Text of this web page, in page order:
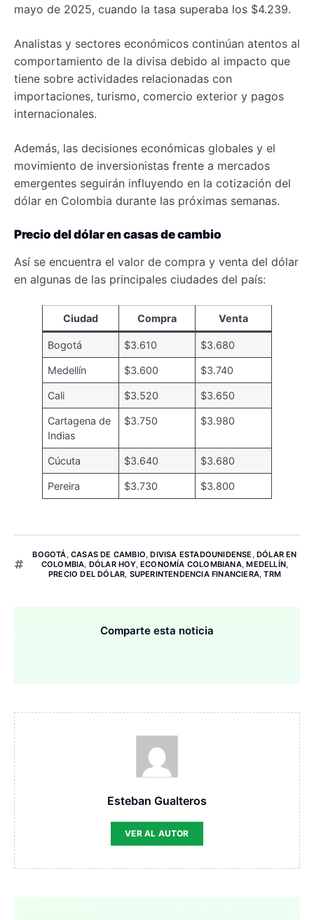
mayo de 2025, cuando la tasa superaba los $4.239.
Analistas y sectores económicos continúan atentos al
comportamiento de la divisa debido al impacto que
tiene sobre actividades relacionadas con
importaciones, turismo, comercio exterior y pagos
internacionales.
Además, las decisiones económicas globales y el
movimiento de inversionistas frente a mercados
emergentes seguirán influyendo en la cotización del
dólar en Colombia durante las próximas semanas.
Precio del dólar en casas de cambio
Así se encuentra el valor de compra y venta del dólar
en algunas de las principales ciudades del país:
Ciudad Compra Venta
Bogotá $3.610 $3.680
Medellín $3.600 $3.740
Cali $3.520 $3.650
Cartagena de
Indias
$3.750 $3.980
Cúcuta $3.640 $3.680
Pereira $3.730 $3.800
BOGOTÁ, CASAS DE CAMBIO,DIVISA ESTADOUNIDENSE , DÓLAR EN
COLOMBIA, DÓLAR HOY,ECONOMÍA COLOMBIANA,MEDELLÍN,
PRECIO DEL DÓLAR, SUPERINTENDENCIA FINANCIERA,TRM
Comparte esta noticia
Esteban Gualteros
VER AL AUTOR